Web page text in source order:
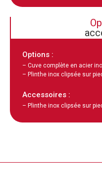
Options :
– Cuve complète en acier
– Plinthe inox clipsée sur
Accessoires :
– Plinthe inox clipsée sur